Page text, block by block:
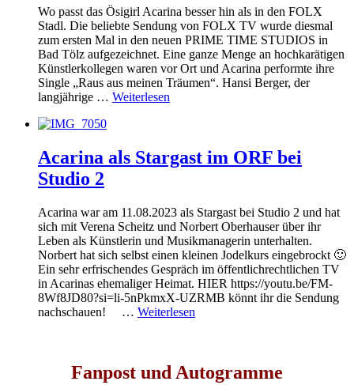
Wo passt das Ösigirl Acarina besser hin als in den FOLX
Stadl. Die beliebte Sendung von FOLX TV wurde diesmal
zum ersten Mal in den neuen PRIME TIME STUDIOS in
Bad Tölz aufgezeichnet. Eine ganze Menge an hochkarätigen
Künstlerkollegen waren vor Ort und Acarina performte ihre
Single „Raus aus meinen Träumen“. Hansi Berger, der
langjährige … Weiterlesen
Acarina als Stargast im ORF bei
Studio 2
Acarina war am 11.08.2023 als Stargast bei Studio 2 und hat
sich mit Verena Scheitz und Norbert Oberhauser über ihr
Leben als Künstlerin und Musikmanagerin unterhalten.
Norbert hat sich selbst einen kleinen Jodelkurs eingebrockt 🙂
Ein sehr erfrischendes Gespräch im öffentlichrechtlichen TV
in Acarinas ehemaliger Heimat. HIER https://youtu.be/FM-
8Wf8JD80?si=li-5nPkmxX-UZRMB könnt ihr die Sendung
nachschauen! … Weiterlesen
Fanpost und Autogramme